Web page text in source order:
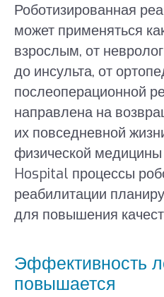
Роботизированная
может применяться
взрослым, от
до инсульта, от
послеоперационной
направлена ​​на
их повседневной
физической
Hospital процессы
реабилитации
для повышения
Эффективность
повышается